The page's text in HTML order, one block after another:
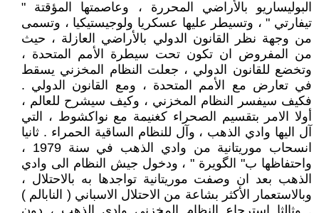
البوليساريو بالأراضي المحررة ، وعاصمتها المؤقتة "
تيفارتي " ، وتسيطر عليها عسكريا ولوجيستيكيا ، وتسمى
من وجهة نظر القانون الدولي بالأراضي العازلة ، حيث
من المفروض ان تكون تحت سيطرة الأمم المتحدة ،
وتخضع للقانون الدولي ، جعلت النظام المخزني يسقط
في تعارض مع الأمم المتحدة ، ومع القانون الدولي .
فكيف سيفسر النظام المخزني ، وكيف سيشرح للعالم ،
أولا الامر بتقسيم الصحراء كغنيمة مع نواكشوط ، التي
آل اليها وادي الذهب ، وآل للنظام الساقية الحمراء . ثانيا
انسحاب موريتانية من وادي الذهب في سنة 1979 ،
واحتفاظها ب" الگويرة " ، ودخول جيش النظام الى وادي
الذهب بعد ان وصفت موريتانية تواجدها به بالاحتلال ،
وبالاستعمار الأكثر بشاعة من الاحتلال الاسباني ( النابالم )